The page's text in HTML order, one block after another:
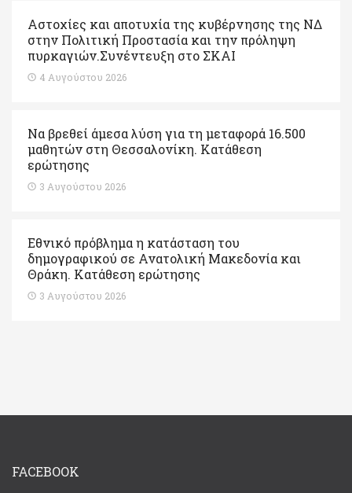
Αστοχίες και αποτυχία της κυβέρνησης της ΝΔ
στην Πολιτική Προστασία και την πρόληψη
πυρκαγιών.Συνέντευξη στο ΣΚΑΙ
4 Αυγούστου 2026
Να βρεθεί άμεσα λύση για τη μεταφορά 16.500
μαθητών στη Θεσσαλονίκη. Κατάθεση
ερώτησης
3 Αυγούστου 2026
Εθνικό πρόβλημα η κατάσταση του
δημογραφικού σε Ανατολική Μακεδονία και
Θράκη. Κατάθεση ερώτησης
3 Αυγούστου 2026
FACEBOOK